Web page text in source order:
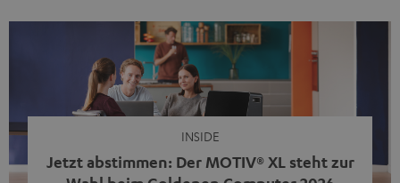
INSIDE
Jetzt abstimmen: Der MOTIV® XL steht zur